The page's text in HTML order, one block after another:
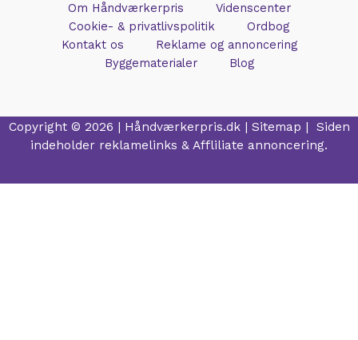
Om Håndværkerpris
Videnscenter
Cookie- & privatlivspolitik
Ordbog
Kontakt os
Reklame og annoncering
Byggematerialer
Blog
Copyright © 2026 | Håndværkerpris.dk| Sitemap | Siden
indeholder reklamelinks & Affliliate annoncering.